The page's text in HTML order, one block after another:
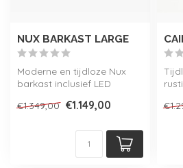
NUX BARKAST LARGE
Moderne en tijdloze Nux
barkast inclusief LED
kle...
€1.349,00 €1.149,00